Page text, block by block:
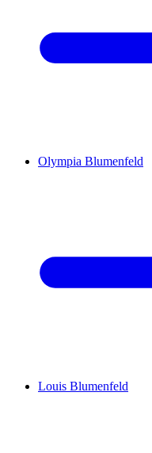
Olympia Blumenfeld
Louis Blumenfeld